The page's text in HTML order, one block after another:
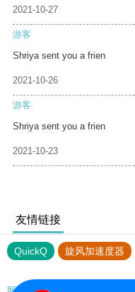
2021-10-27
游客
Shriya sent you a frien
2021-10-26
游客
Shriya sent you a frien
2021-10-23
友情链接
QuickQ 旋风加速度器